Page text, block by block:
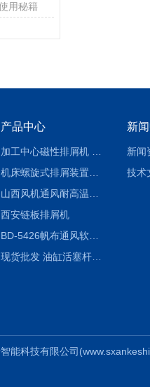
用秘籍
产品中心
西安链板排屑机
BD-5426帆布通风软连接水泥布袋陕西生产厂家
现货批发 油缸活塞杆圆形保护套
新
新闻
技术
智能科技有限公司